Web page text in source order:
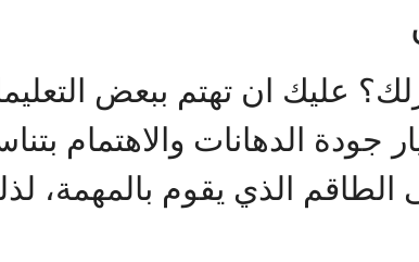
عليك ان تهتم ببعض
جودة الدهانات والاهتمام
الذي يقوم بالمهمة،